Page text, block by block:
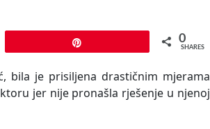
0
SHARES
bila je prisiljena drastičnim mjerama
jer nije pronašla rješenje u njenoj